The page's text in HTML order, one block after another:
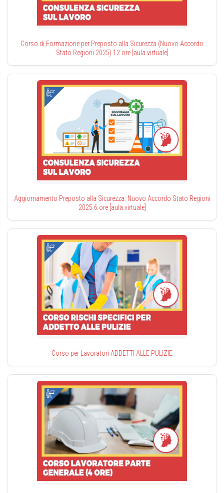
Corso di Formazione per Preposto alla Sicurezza (Nuovo Accordo
Stato Regioni 2025) 12 ore [aula virtuale]
Aggiornamento Preposto alla Sicurezza: Nuovo Accordo Stato Regioni
2025 6 ore [aula virtuale]
Corso per Lavoratori ADDETTI ALLE PULIZIE